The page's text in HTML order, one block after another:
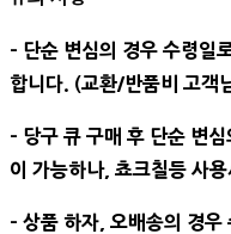
- 단순 변심의 경우 수령일
합니다. (교환/반품비 고객
- 당구 큐 구매 후 단순 변
이 가능하나, 쵸크칠등 사
- 상품 하자, 오배송의 경우